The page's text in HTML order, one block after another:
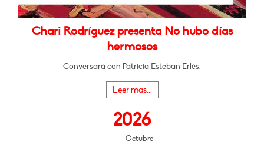
Chari Rodríguez presenta No hubo días
hermosos
Conversará con Patricia Esteban Erlés.
Leer más...
2026
Octubre